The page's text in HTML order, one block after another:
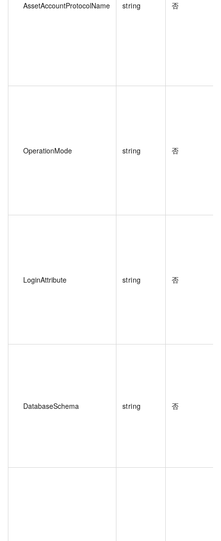
AssetAccountProtocolName string 否
OperationMode string 否
LoginAttribute string 否
DatabaseSchema string 否